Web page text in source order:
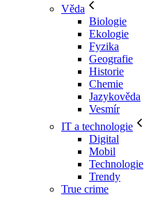
Věda
Biologie
Ekologie
Fyzika
Geografie
Historie
Chemie
Jazykověda
Vesmír
IT a technologie
Digital
Mobil
Technologie
Trendy
True crime